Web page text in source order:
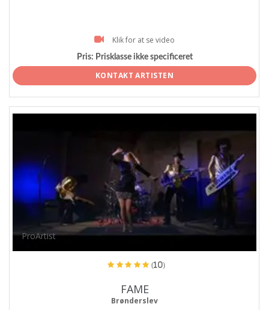
Klik for at se video
Pris: Prisklasse ikke specificeret
KONTAKT ARTISTEN
ProArtist
(10)
FAME
Brønderslev